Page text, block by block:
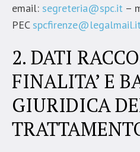
email: segreteria@spc.it –
PEC
2. DATI
FINALITA’ E
GIURIDICA